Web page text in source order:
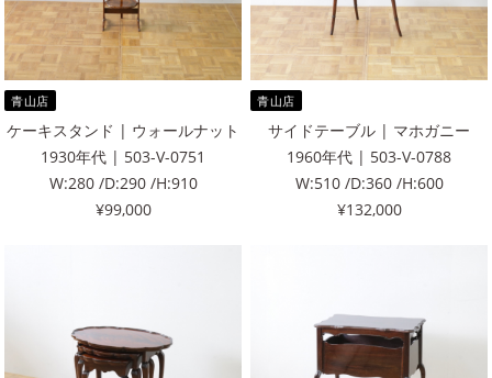
青山店
ケーキスタンド | ウォールナット
1930年代 | 503-V-0751
W:280 /D:290 /H:910
¥99,000
青山店
サイドテーブル | マホガニー
1960年代 | 503-V-0788
W:510 /D:360 /H:600
¥132,000